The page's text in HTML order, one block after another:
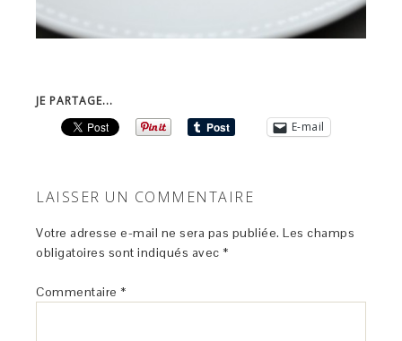
JE PARTAGE...
E-mail
LAISSER UN COMMENTAIRE
Votre adresse e-mail ne sera pas publiée. Les champs
obligatoires sont indiqués avec *
Commentaire *